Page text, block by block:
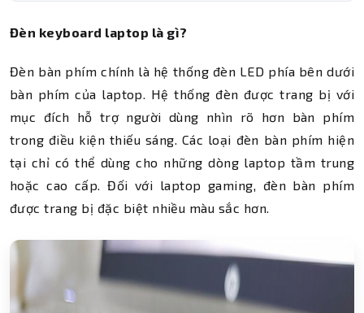
Đèn keyboard laptop là gì?
Đèn bàn phím chính là hệ thống đèn LED phía bên dưới
bàn phím của laptop. Hệ thống đèn được trang bị với
mục đích hỗ trợ người dùng nhìn rõ hơn bàn phím
trong điều kiện thiếu sáng. Các loại đèn bàn phím hiện
tại chỉ có thể dùng cho những dòng laptop tầm trung
hoặc cao cấp. Đối với laptop gaming, đèn bàn phím
được trang bị đặc biệt nhiều màu sắc hơn.